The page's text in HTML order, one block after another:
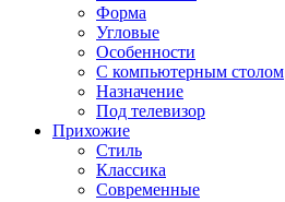
Форма
Угловые
Особенности
С компьютерным столом
Назначение
Под телевизор
Прихожие
Стиль
Классика
Современные